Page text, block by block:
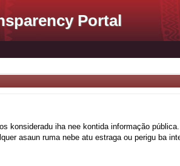
Portal
konsideradu iha nee kontida informação pública.
asaun ruma nebe atu estraga ou perigu ba